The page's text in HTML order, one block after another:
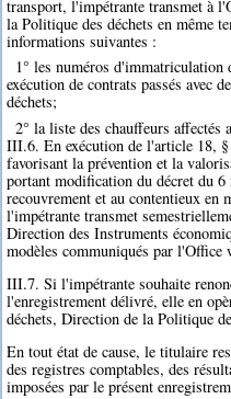
transport, l'impétrante transmet à
la Politique des déchets en même
informations suivantes :
1° les numéros d'immatriculation
exécution de contrats passés avec
déchets;
2° la liste des chauffeurs affectés
III.6. En exécution de l'article 18,
favorisant la prévention et la
portant modification du décret du
recouvrement et au contentieux en
l'impétrante transmet
Direction des Instruments
modèles communiqués par l'Office
III.7. Si l'impétrante souhaite
l'enregistrement délivré, elle en
déchets, Direction de la Politique
En tout état de cause, le titulaire
des registres comptables, des
imposées par le présent